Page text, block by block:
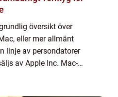
översikt över
eller mer allmänt
linje av persondatorer
av Apple Inc. Mac-